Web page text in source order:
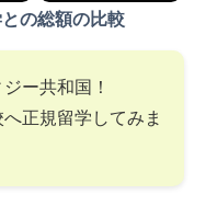
の総額の比較
ー共和国！
正規留学してみま